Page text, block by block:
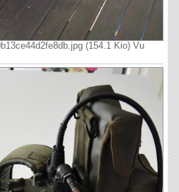
(154.1 Kio) Vu